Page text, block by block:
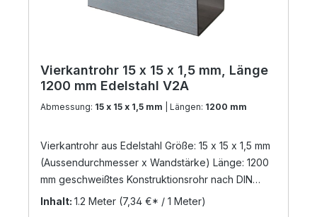
Vierkantrohr 15 x 15 x 1,5 mm, Länge
1200 mm Edelstahl V2A
Abmessung: 15 x 15 x 1,5 mm | Längen: 1200 mm
Vierkantrohr aus Edelstahl Größe: 15 x 15 x 1,5 mm
(Aussendurchmesser x Wandstärke) Länge: 1200
mm geschweißtes Konstruktionsrohr nach DIN
17455 / EN ISO 1127 Material: Edelstahl V2A,
Inhalt: 1.2 Meter (7,34 €* / 1 Meter)